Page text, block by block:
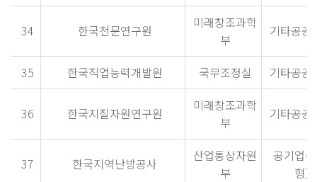
34 한국천문연구원
미래창조과학
부
기타공공
35 한국직업능력개발원 국무조정실 기타공공
36 한국지질자원연구원
미래창조과학
부
기타공공
37 한국지역난방공사
산업통상자원
부
공기업(
형)